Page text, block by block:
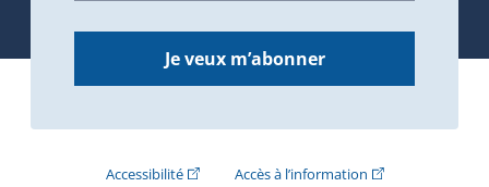
Je veux m’abonner
Accessibilité(Cet hyperlien externe s'ouvrira dans une
Accès à l’information(Cet hyperlien